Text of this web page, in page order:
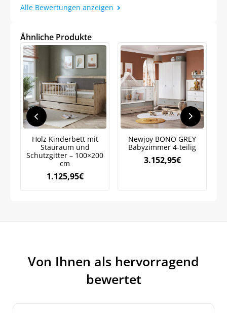
Alle Bewertungen anzeigen
Ähnliche Produkte
Holz Kinderbett mit
Stauraum und
Schutzgitter – 100×200
cm
1.125,95€
Newjoy BONO GREY
Babyzimmer 4-teilig
3.152,95€
Von Ihnen als hervorragend
bewertet
Jetzt 5% Rabatt
auf Ihre erste Bestellung sichern!
Meinen Code senden
Bleiben Sie auf dem Laufenden über
Neuigkeiten und Angebote.
Weitere Informationen darüber, wie wir Ihre Daten für
Datenschutzrichtlinie.